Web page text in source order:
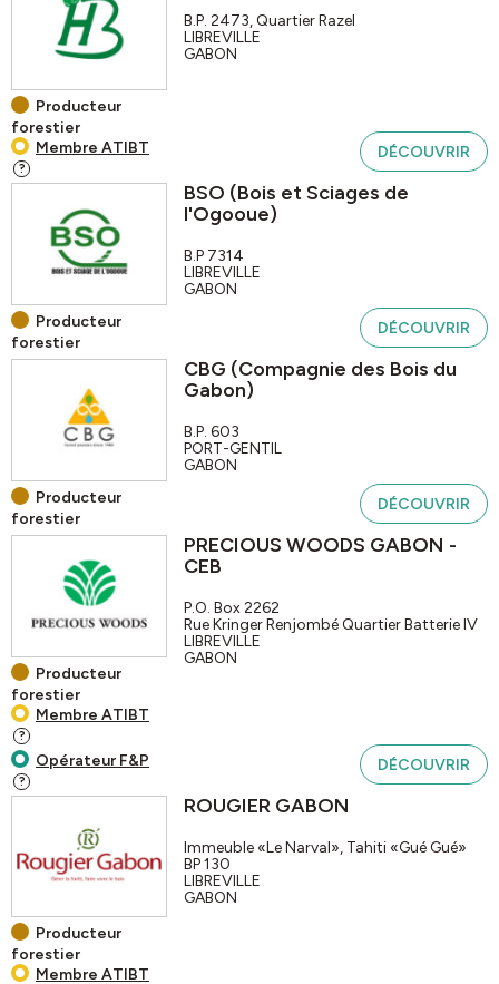
Producteur
forestier
Membre ATIBT
?
B.P. 2473, Quartier Razel
LIBREVILLE
GABON
DÉCOUVRIR
Producteur
forestier
BSO (Bois et Sciages de
l'Ogooue)
B.P 7314
LIBREVILLE
GABON
DÉCOUVRIR
Producteur
forestier
CBG (Compagnie des Bois du
Gabon)
B.P. 603
PORT-GENTIL
GABON
DÉCOUVRIR
Producteur
forestier
Membre ATIBT
?
Opérateur F&P
?
PRECIOUS WOODS GABON -
CEB
P.O. Box 2262
Rue Kringer Renjombé Quartier Batterie IV
LIBREVILLE
GABON
DÉCOUVRIR
Producteur
forestier
Membre ATIBT
ROUGIER GABON
Immeuble «Le Narval», Tahiti «Gué Gué»
BP 130
LIBREVILLE
GABON